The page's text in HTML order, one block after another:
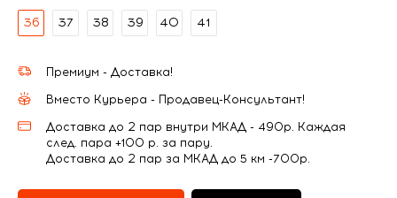
36 37 38 39 40 41
Премиум - Доставка!
Вместо Курьера - Продавец-Консультант!
Доставка до 2 пар внутри МКАД - 490р. Каждая
след. пара +100 р. за пару.
Доставка до 2 пар за МКАД до 5 км -700р.